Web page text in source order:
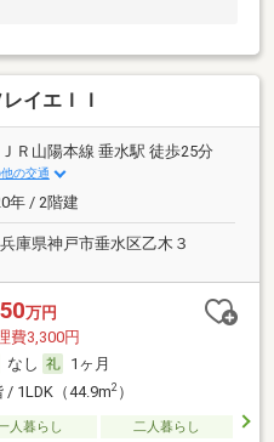
イエＩＩ
ＪＲ山陽本線 垂水駅 徒歩25分
の交通
年 / 2階建
兵庫県神戸市垂水区乙木３
万円
費3,300円
なし
1ヶ月
/ 1LDK（44.9m2）
人暮らし
二人暮らし